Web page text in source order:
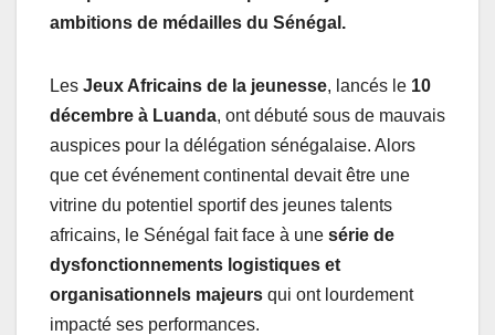
ambitions de médailles du Sénégal.
Les Jeux Africains de la jeunesse, lancés le 10
décembre à Luanda, ont débuté sous de mauvais
auspices pour la délégation sénégalaise. Alors
que cet événement continental devait être une
vitrine du potentiel sportif des jeunes talents
africains, le Sénégal fait face à une série de
dysfonctionnements logistiques et
organisationnels majeurs qui ont lourdement
impacté ses performances.